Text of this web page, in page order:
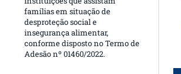
famílias em situação de
desproteção social e
insegurança alimentar,
conforme disposto no Termo de
Adesão nº 01460/2022.